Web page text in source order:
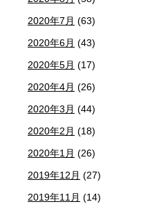
2020年7月 (63)
2020年6月 (43)
2020年5月 (17)
2020年4月 (26)
2020年3月 (44)
2020年2月 (18)
2020年1月 (26)
2019年12月 (27)
2019年11月 (14)